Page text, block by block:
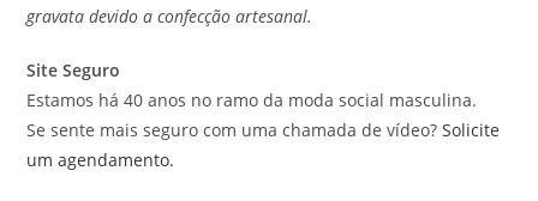
gravata devido a confecção artesanal.
Site Seguro
Estamos há 40 anos no ramo da moda social masculina.
Se sente mais seguro com uma chamada de vídeo?Solicite
um agendamento.